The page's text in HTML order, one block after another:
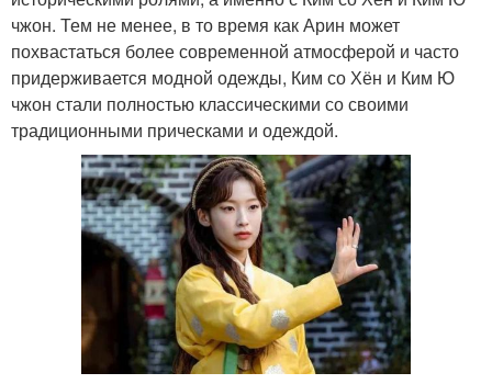
чжон. Тем не менее, в то время как Арин может
похвастаться более современной атмосферой и часто
придерживается модной одежды, Ким со Хён и Ким Ю
чжон стали полностью классическими со своими
традиционными прическами и одеждой.